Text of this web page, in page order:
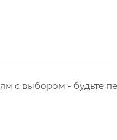
с выбором - будьте